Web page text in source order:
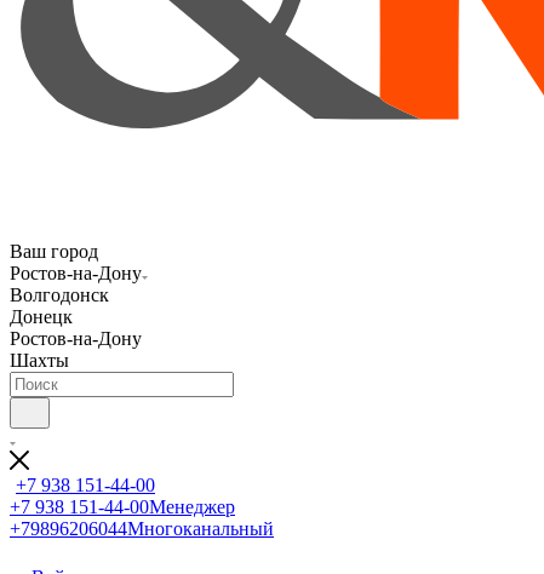
Ваш город
Ростов-на-Дону
Волгодонск
Донецк
Ростов-на-Дону
Шахты
+7 938 151-44-00
+7 938 151-44-00Менеджер
+79896206044Многоканальный